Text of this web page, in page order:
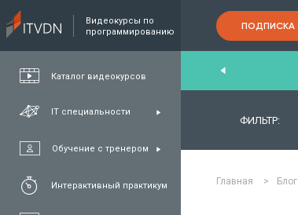
Видеокурсы по
программированию
Каталог видеокурсов
IT специальности
Обучение с тренером
Интерактивный практикум
ПОДПИСКА
,FullStack
ФИЛЬТР:
Главная > Блог